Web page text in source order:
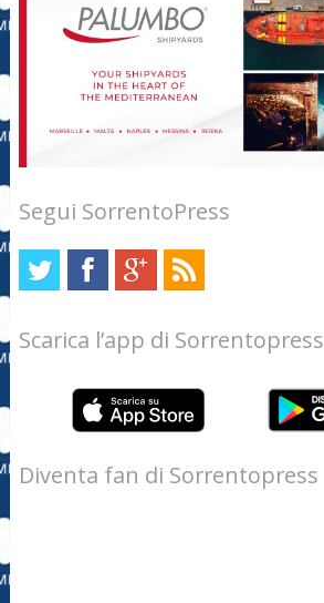
Segui SorrentoPress
Scarica l’app di Sorrentopress
Diventa fan di Sorrentopress